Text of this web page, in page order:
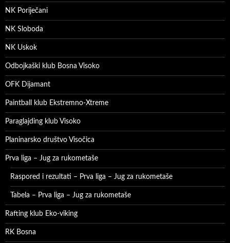
NK Poriječani
NK Sloboda
NK Uskok
Odbojkaški klub Bosna Visoko
OFK Dijamant
Paintball klub Ekstremno-Xtreme
Paraglajding klub Visoko
Planinarsko društvo Visočica
Prva liga – Jug za rukometaše
Raspored i rezultati – Prva liga – Jug za rukometaše
Tabela – Prva liga – Jug za rukometaše
Rafting klub Eko-viking
RK Bosna